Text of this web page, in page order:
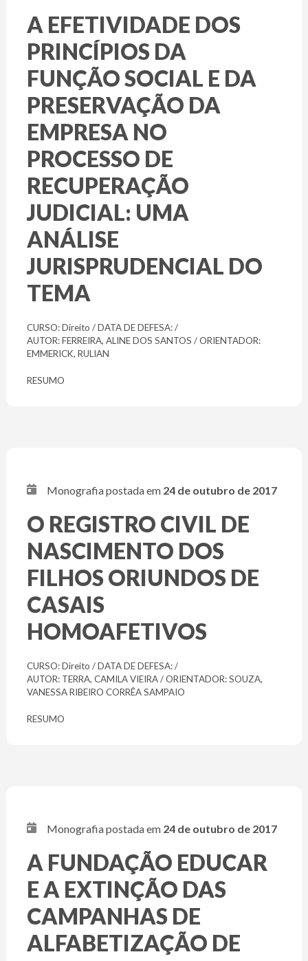
A EFETIVIDADE DOS
PRINCÍPIOS DA
FUNÇÃO SOCIAL E DA
PRESERVAÇÃO DA
EMPRESA NO
PROCESSO DE
RECUPERAÇÃO
JUDICIAL: UMA
ANÁLISE
JURISPRUDENCIAL DO
TEMA
CURSO: Direito / DATA DE DEFESA: /
AUTOR: FERREIRA, ALINE DOS SANTOS / ORIENTADOR:
EMMERICK, RULIAN
RESUMO
Monografia postada em 24 de outubro de 2017
O REGISTRO CIVIL DE
NASCIMENTO DOS
FILHOS ORIUNDOS DE
CASAIS
HOMOAFETIVOS
CURSO: Direito / DATA DE DEFESA: /
AUTOR: TERRA, CAMILA VIEIRA / ORIENTADOR: SOUZA,
VANESSA RIBEIRO CORRÊA SAMPAIO
RESUMO
Monografia postada em 24 de outubro de 2017
A FUNDAÇÃO EDUCAR
E A EXTINÇÃO DAS
CAMPANHAS DE
ALFABETIZAÇÃO DE